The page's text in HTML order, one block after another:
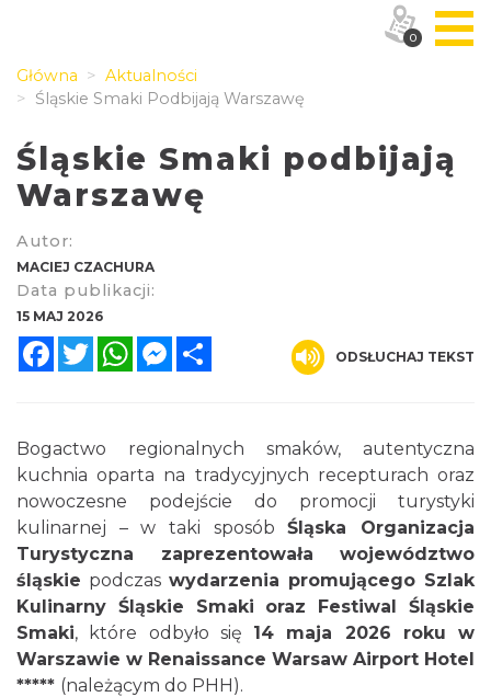
Główna
Aktualności
Śląskie Smaki Podbijają Warszawę
Śląskie Smaki podbijają
Warszawę
Autor:
MACIEJ CZACHURA
Data publikacji:
15 MAJ 2026
FacebookTwitterWhatsAppMessenger
ODSŁUCHAJ TEKST
Bogactwo regionalnych smaków, autentyczna
kuchnia oparta na tradycyjnych recepturach oraz
nowoczesne podejście do promocji turystyki
kulinarnej – w taki sposóbŚląska Organizacja
Turystyczna zaprezentowała województwo
śląskie podczas wydarzenia promującego Szlak
Kulinarny Śląskie Smaki oraz Festiwal Śląskie
Smaki, które odbyło się 14 maja 2026 roku w
Warszawie w Renaissance Warsaw Airport Hotel
***** (należącym do PHH).
0